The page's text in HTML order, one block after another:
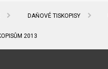
DAŇOVÉ TISKOPISY
2013